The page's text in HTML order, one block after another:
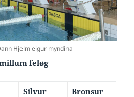
Hjelm eigur myndina
feløg
Silvur
Bronsur